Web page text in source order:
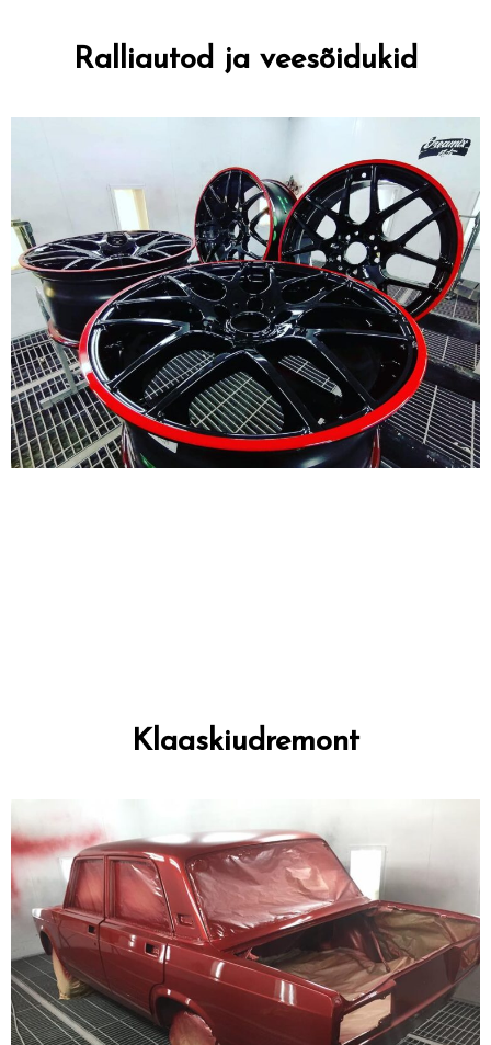
Ralliautod ja veesõidukid
Klaaskiudremont